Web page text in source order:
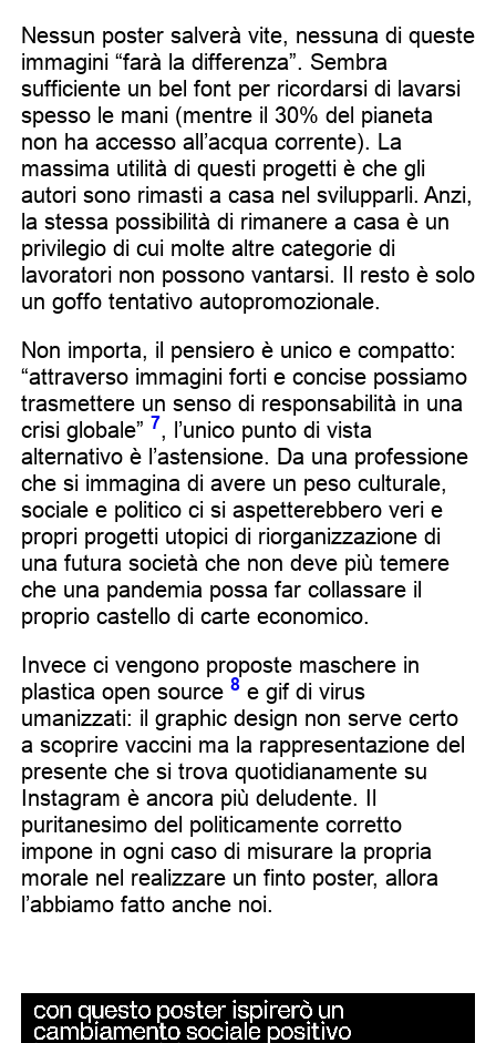
Nessun poster salverà vite, nessuna di queste
immagini “farà la differenza”. Sembra
sufficiente un bel font per ricordarsi di lavarsi
spesso le mani (mentre il 30% del pianeta
non ha accesso all’acqua corrente). La
massima utilità di questi progetti è che gli
autori sono rimasti a casa nel svilupparli. Anzi,
la stessa possibilità di rimanere a casa è un
privilegio di cui molte altre categorie di
lavoratori non possono vantarsi. Il resto è solo
un goffo tentativo autopromozionale.
Non importa, il pensiero è unico e compatto:
“attraverso immagini forti e concise possiamo
trasmettere un senso di responsabilità in una
crisi globale” 7, l’unico punto di vista
alternativo è l’astensione. Da una professione
che si immagina di avere un peso culturale,
sociale e politico ci si aspetterebbero veri e
propri progetti utopici di riorganizzazione di
una futura società che non deve più temere
che una pandemia possa far collassare il
proprio castello di carte economico.
Invece ci vengono proposte maschere in
plastica open source 8 e gif di virus
umanizzati: il graphic design non serve certo
a scoprire vaccini ma la rappresentazione del
presente che si trova quotidianamente su
Instagram è ancora più deludente. Il
puritanesimo del politicamente corretto
impone in ogni caso di misurare la propria
morale nel realizzare un finto poster, allora
l’abbiamo fatto anche noi.